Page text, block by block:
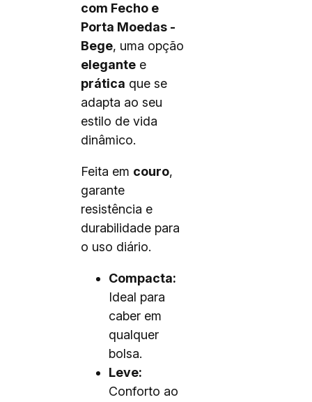
com Fecho e
Porta Moedas -
Bege, uma opção
elegante e
prática que se
adapta ao seu
estilo de vida
dinâmico.
Feita em couro,
garante
resistência e
durabilidade para
o uso diário.
Compacta:
Ideal para
caber em
qualquer
bolsa.
Leve:
Conforto ao